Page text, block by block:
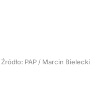
Źródło: PAP / Marcin Bielecki